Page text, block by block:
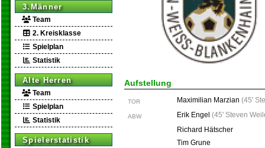
3.Männer
Team
2. Kreisklasse
Spielplan
Statistik
Alte Herren
Team
Spielplan
Statistik
Spielerstatistik
Aufstellung
TOR Maximilian Marzian (45'
ABW Erik Engel (45' Steven
Richard Hätscher
Tim Grune